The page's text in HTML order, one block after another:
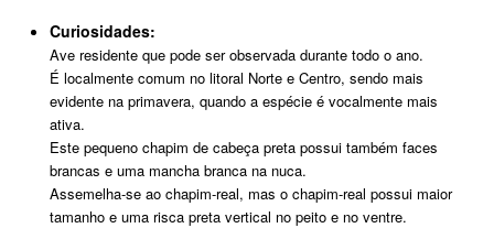
Curiosidades:
Ave residente que pode ser observada durante todo o ano.
É localmente comum no litoral Norte e Centro, sendo mais
evidente na primavera, quando a espécie é vocalmente mais
ativa.
Este pequeno chapim de cabeça preta possui também faces
brancas e uma mancha branca na nuca.
Assemelha-se ao chapim-real, mas o chapim-real possui maior
tamanho e uma risca preta vertical no peito e no ventre.